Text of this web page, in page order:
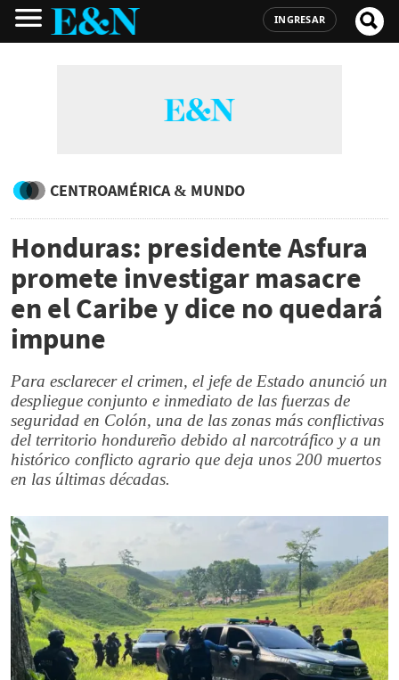
INGRESAR
CENTROAMÉRICA & MUNDO
Honduras: presidente Asfura
promete investigar masacre
en el Caribe y dice no quedará
impune
Para esclarecer el crimen, el jefe de Estado anunció un
despliegue conjunto e inmediato de las fuerzas de
seguridad en Colón, una de las zonas más conflictivas
del territorio hondureño debido al narcotráfico y a un
histórico conflicto agrario que deja unos 200 muertos
en las últimas décadas.